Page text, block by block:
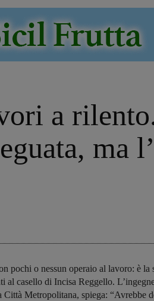
a
ma
pochi o nessun operaio al lavoro: è la
al casello di Incisa Reggello.
Città Metropolitana, spiega: “Avrebbe